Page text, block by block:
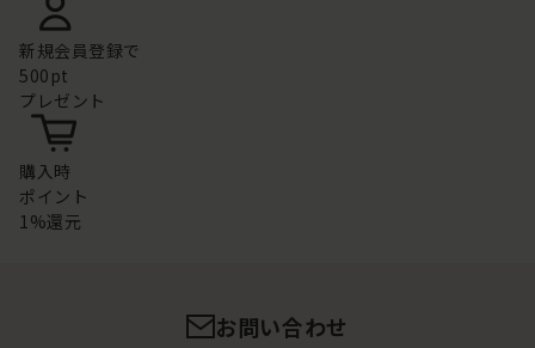
新規会員登録で
500pt
プレゼント
購入時
ポイント
1%還元
お問い合わせ